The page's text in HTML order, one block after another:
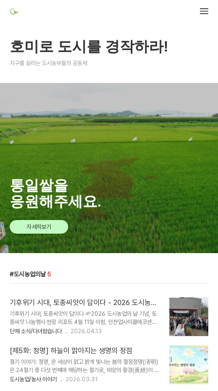
호미로 도시를 경작하라!
지구를 살리는 도시농부들의 공동체
통일쌀을
응원해주세요.
자세히보기
도시농업의날 5
기후위기 시대, 토종씨앗이 답이다 - 2026 도시농업
의 날 토종씨앗 나눔행사
기후위기 시대, 토종씨앗이 답이다 🌱2026 도시농업의 날 기념, 토
종씨앗 나눔행사 현장 리포트 4월 11일 아침, 인천업사이클에코센터
교육실에 60여 명의 도시농부들이 모였습니다. 손에는 빈 봉투를 하
목소리엔 묵직한 위기감이 담겨 있었습니다."지금 우리 농업은 기후위
기 앞에 너무 취약합니다."'토종으로 만나는 도시농부'라는 슬로건 아
래 열린 이번 행사. 단순한 씨앗 나눔 행사가 아니었습니다. 기후 격변
의 시대를 살아가는 우리가 농업의 미래를 어디서 찾아야 하는지, 그
근본적인 질문을 던지는 자리였습니다. 지금 우리 농업, 어떻게 무너지
단체 소식/다녀왔습니다 2026.04.13
[제5화: 청명] 하늘이 맑아지는 생명의 정점
절기 이야기: 청명, 온 세상이 맑고 밝게 빛나는 봄의 절정청명(淸明)
은 24절기 중 다섯 번째에 해당하는 절기로, 태양의 황경(黃經)이 15
도에 도달하는 시기를 의미합니다. 보통 양력으로는 4월 4일이나 5
도시농업/농사 이야기 2026.03.31